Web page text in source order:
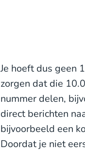
Je hoeft dus geen
zorgen dat die
nummer delen,
direct berichten
bijvoorbeeld een
Doordat je niet